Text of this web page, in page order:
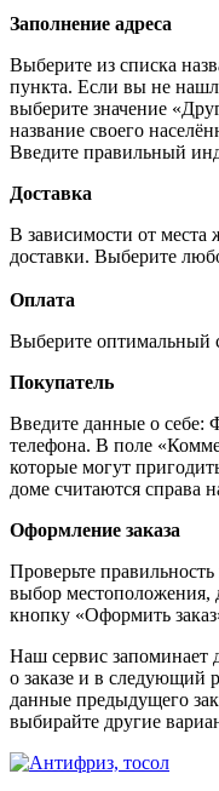
Заполнение адреса
Выберите из списка
пункта. Если вы не
выберите значение
название своего
Введите правильный
Доставка
В зависимости от места
доставки. Выберите
Оплата
Выберите оптимальный
Покупатель
Введите данные о себе:
телефона. В поле
которые могут
доме считаются справа
Оформление заказа
Проверьте
выбор местоположения,
кнопку «Оформить
Наш сервис запоминает
о заказе и в следующий
данные предыдущего
выбирайте другие